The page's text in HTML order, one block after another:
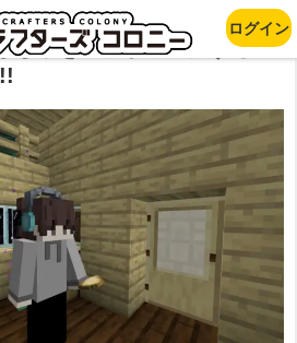
ちゃをヘッドホンにする
ログイン